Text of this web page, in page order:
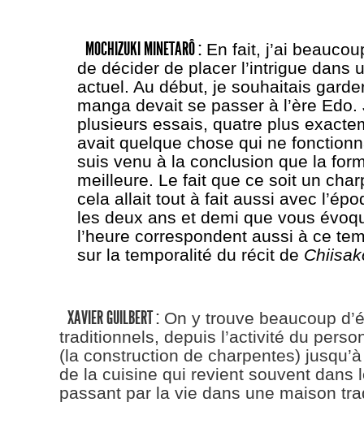
MOCHIZUKI MINETARÔ :En fait, j’ai
de décider de placer l’intrigue dans
actuel. Au début, je souhaitais
manga devait se passer à l’ère Edo.
plusieurs essais, quatre plus
avait quelque chose qui ne
suis venu à la conclusion que la
meilleure. Le fait que ce soit un
cela allait tout à fait aussi avec
les deux ans et demi que vous
l’heure correspondent aussi à ce
sur la temporalité du récit de
XAVIER GUILBERT :On y trouve beaucoup
traditionnels, depuis l’activité du
(la construction de charpentes)
de la cuisine qui revient souvent dans
passant par la vie dans une maison